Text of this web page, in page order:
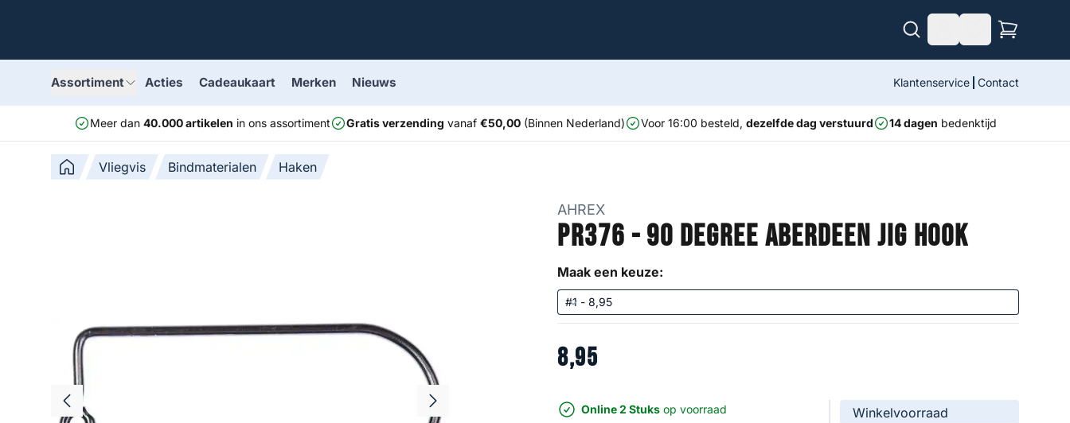
Assortiment Acties Cadeaukaart Merken Nieuws Klantenservice Contact
Meer dan 40.000 artikelen in ons assortiment Gratis verzending vanaf €50,00(Binnen Nederland) Voor 16:00 besteld, dezelfde dag verstuurd 14 dagen bedenktijd
Vliegvis Bindmaterialen Haken
AHREX
PR376 - 90 Degree Aberdeen Jig Hook
Maak een keuze:
8,95
Online 2 Stuks op voorraad Winkelvoorraad